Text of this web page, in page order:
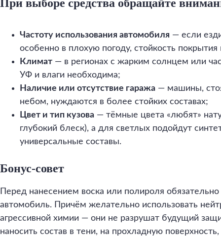
При выборе средства обращайте
Частоту использования автомобиля — если
особенно в плохую погоду, стойкость покрытия
Климат — в регионах с жарким солнцем или
УФ и влаги необходима;
Наличие или отсутствие гаража — машины,
небом, нуждаются в более стойких составах;
Цвет и тип кузова — тёмные цвета «любят»
глубокий блеск), а для светлых подойдут
универсальные составы.
Бонус-совет
Перед нанесением воска или полироля
автомобиль. Причём желательно использовать
агрессивной химии — они не разрушат будущий
наносить состав в тени, на прохладную